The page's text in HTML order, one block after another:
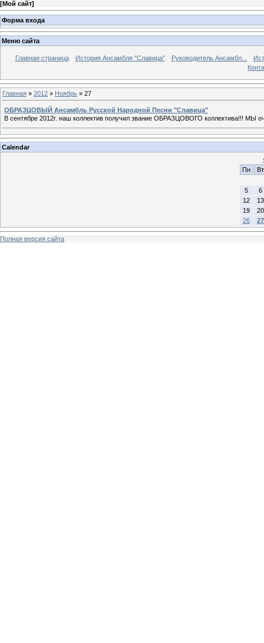
[Мой сайт]
Форма входа
Меню сайта
Главная страница История Ансамбля "Славица" Руководитель Ансамбл...
Главная » 2012 » Ноябрь » 27
ОБРАЗЦОВЫЙ Ансамбль Русской Народной Песни "Славица"
В сентябре 2012г. наш коллектив получил звание ОБРАЗЦОВОГО коллектива!!! МЫ
Calendar
Пн
Вт
5
6
12
13
19
20
26
27
Полная версия сайта